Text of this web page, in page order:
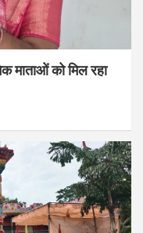
माताओं को मिल रहा